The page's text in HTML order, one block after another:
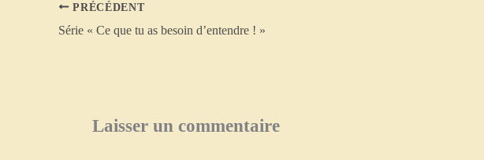
PRÉCÉDENT
Série « Ce que tu as besoin d’entendre ! »
Laisser un commentaire